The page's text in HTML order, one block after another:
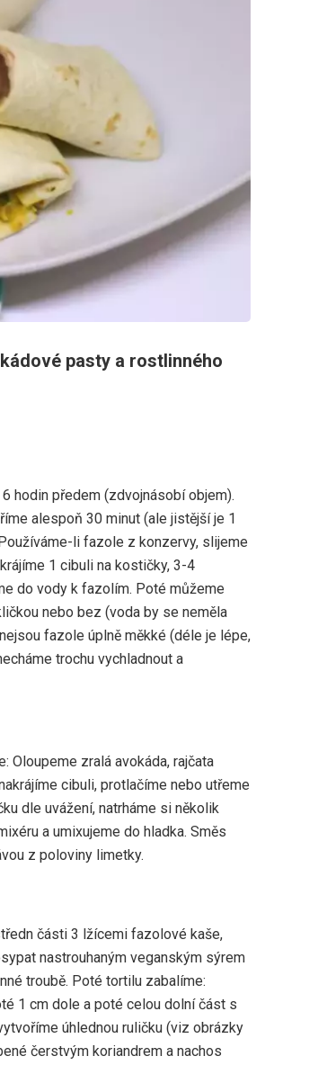
pasty a rostlinného
hodin předem (zdvojnásobí objem).
alespoň 30 minut (ale jistější je 1
li fazole z konzervy, slijeme
1 cibuli na kostičky, 3-4
do vody k fazolím. Poté můžeme
nebo bez (voda by se neměla
fazole úplně měkké (déle je lépe,
trochu vychladnout a
Oloupeme zralá avokáda, rajčata
cibuli, protlačíme nebo utřeme
dle uvážení, natrháme si několik
a umixujeme do hladka. Směs
z poloviny limetky.
části 3 lžícemi fazolové kaše,
nastrouhaným veganským sýrem
troubě. Poté tortilu zabalíme:
1 cm dole a poté celou dolní část s
úhlednou ruličku (viz obrázky
čerstvým koriandrem a nachos